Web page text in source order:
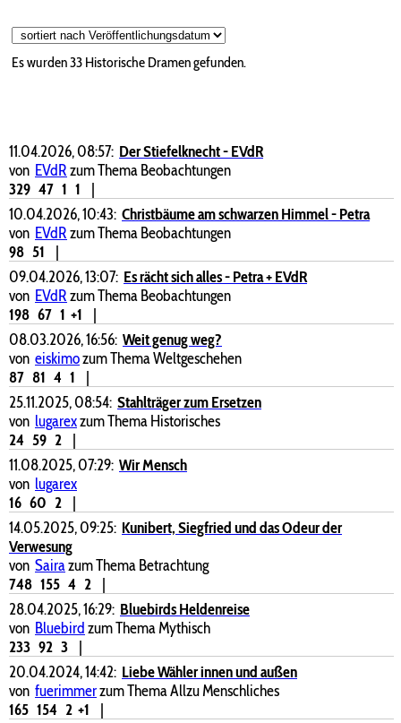
Es wurden 33 Historische Dramen gefunden.
11.04.2026, 08:57: Der Stiefelknecht - EVdR
von EVdRzum Thema Beobachtungen
329 47 1 1
|
10.04.2026, 10:43: Christbäume am schwarzen Himmel - Petra
von EVdRzum Thema Beobachtungen
98 51
|
09.04.2026, 13:07: Es rächt sich alles - Petra + EVdR
von EVdRzum Thema Beobachtungen
198 67 1 +1
|
08.03.2026, 16:56: Weit genug weg?
von eiskimozum Thema Weltgeschehen
87 81 4 1
|
25.11.2025, 08:54: Stahlträger zum Ersetzen
von lugarexzum Thema Historisches
24 59 2
|
11.08.2025, 07:29: Wir Mensch
von lugarex
16 60 2
|
14.05.2025, 09:25: Kunibert, Siegfried und das Odeur der
Verwesung
von Sairazum Thema Betrachtung
748 155 4 2
|
28.04.2025, 16:29: Bluebirds Heldenreise
von Bluebirdzum Thema Mythisch
233 92 3
|
20.04.2024, 14:42: Liebe Wähler innen und außen
von fuerimmerzum Thema Allzu Menschliches
165 154 2 +1
|